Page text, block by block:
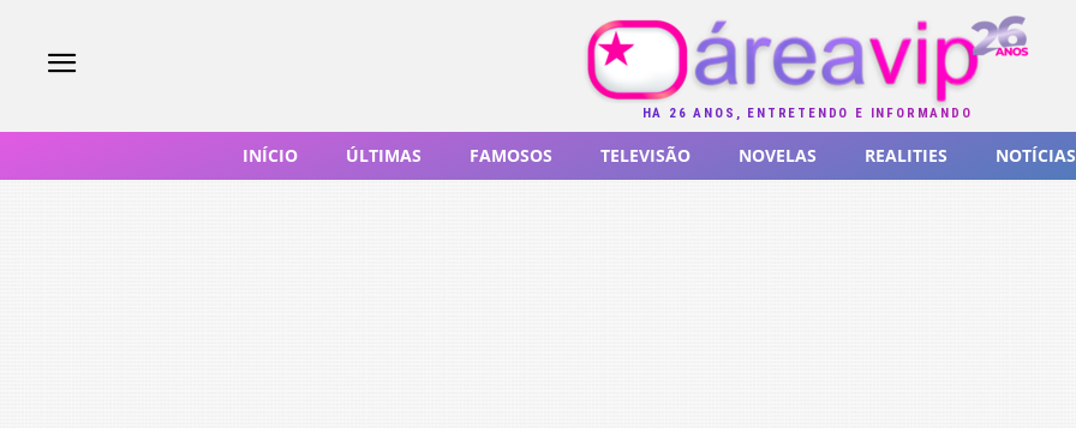
HÁ 26 ANOS, ENTRETENDO E INFORMANDO
INÍCIO ÚLTIMAS FAMOSOS TELEVISÃO NOVELAS REALITIES NOTÍCIAS